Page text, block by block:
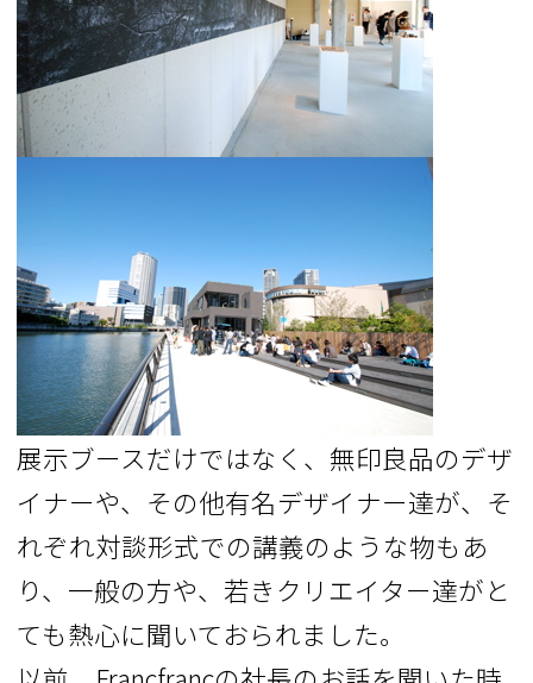
展示ブースだけではなく、無印良品のデザ
イナーや、その他有名デザイナー達が、そ
れぞれ対談形式での講義のような物もあ
り、一般の方や、若きクリエイター達がと
ても熱心に聞いておられました。